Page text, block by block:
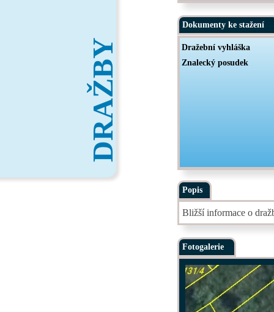
DRAŽBY
Dokumenty ke stažení
Dražební vyhláška
Znalecký posudek
Popis
Bližší informace o
Fotogalerie